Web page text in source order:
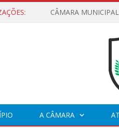
A CÂMARA